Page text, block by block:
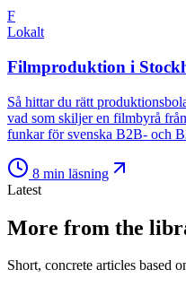
F
Lokalt
Filmproduktion i
Så hittar du rätt
vad som skiljer en filmbyrå
funkar för svenska B2B- och
8 min läsning
Latest
More from the
Short, concrete articles based